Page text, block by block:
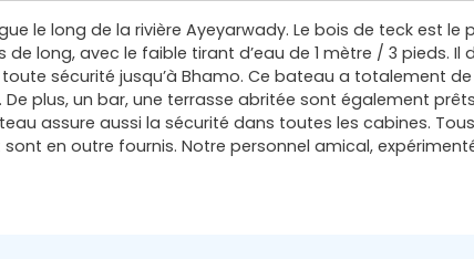
le long de la rivière Ayeyarwady. Le bois de teck est le
de long, avec le faible tirant d’eau de 1 mètre / 3 pieds.
sécurité jusqu’à Bhamo. Ce bateau a totalement
plus, un bar, une terrasse abritée sont également
assure aussi la sécurité dans toutes les cabines.
en outre fournis. Notre personnel amical,